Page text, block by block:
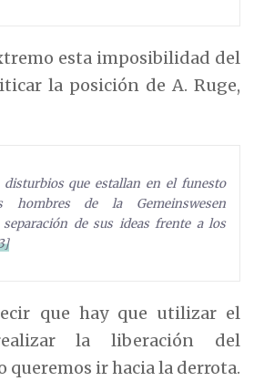
esta imposibilidad del
la posición de A. Ruge,
que estallan en el funesto
hombres de la Gemeinswesen
de sus ideas frente a los
que hay que utilizar el
la liberación del
queremos ir hacia la derrota.